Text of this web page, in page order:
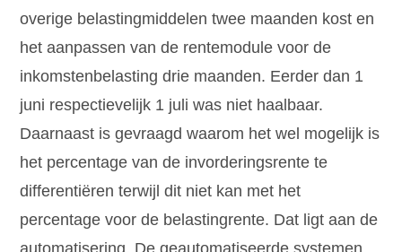
overige belastingmiddelen twee maanden kost en
het aanpassen van de rentemodule voor de
inkomstenbelasting drie maanden. Eerder dan 1
juni respectievelijk 1 juli was niet haalbaar.
Daarnaast is gevraagd waarom het wel mogelijk is
het percentage van de invorderingsrente te
differentiëren terwijl dit niet kan met het
percentage voor de belastingrente. Dat ligt aan de
automatisering. De geautomatiseerde systemen